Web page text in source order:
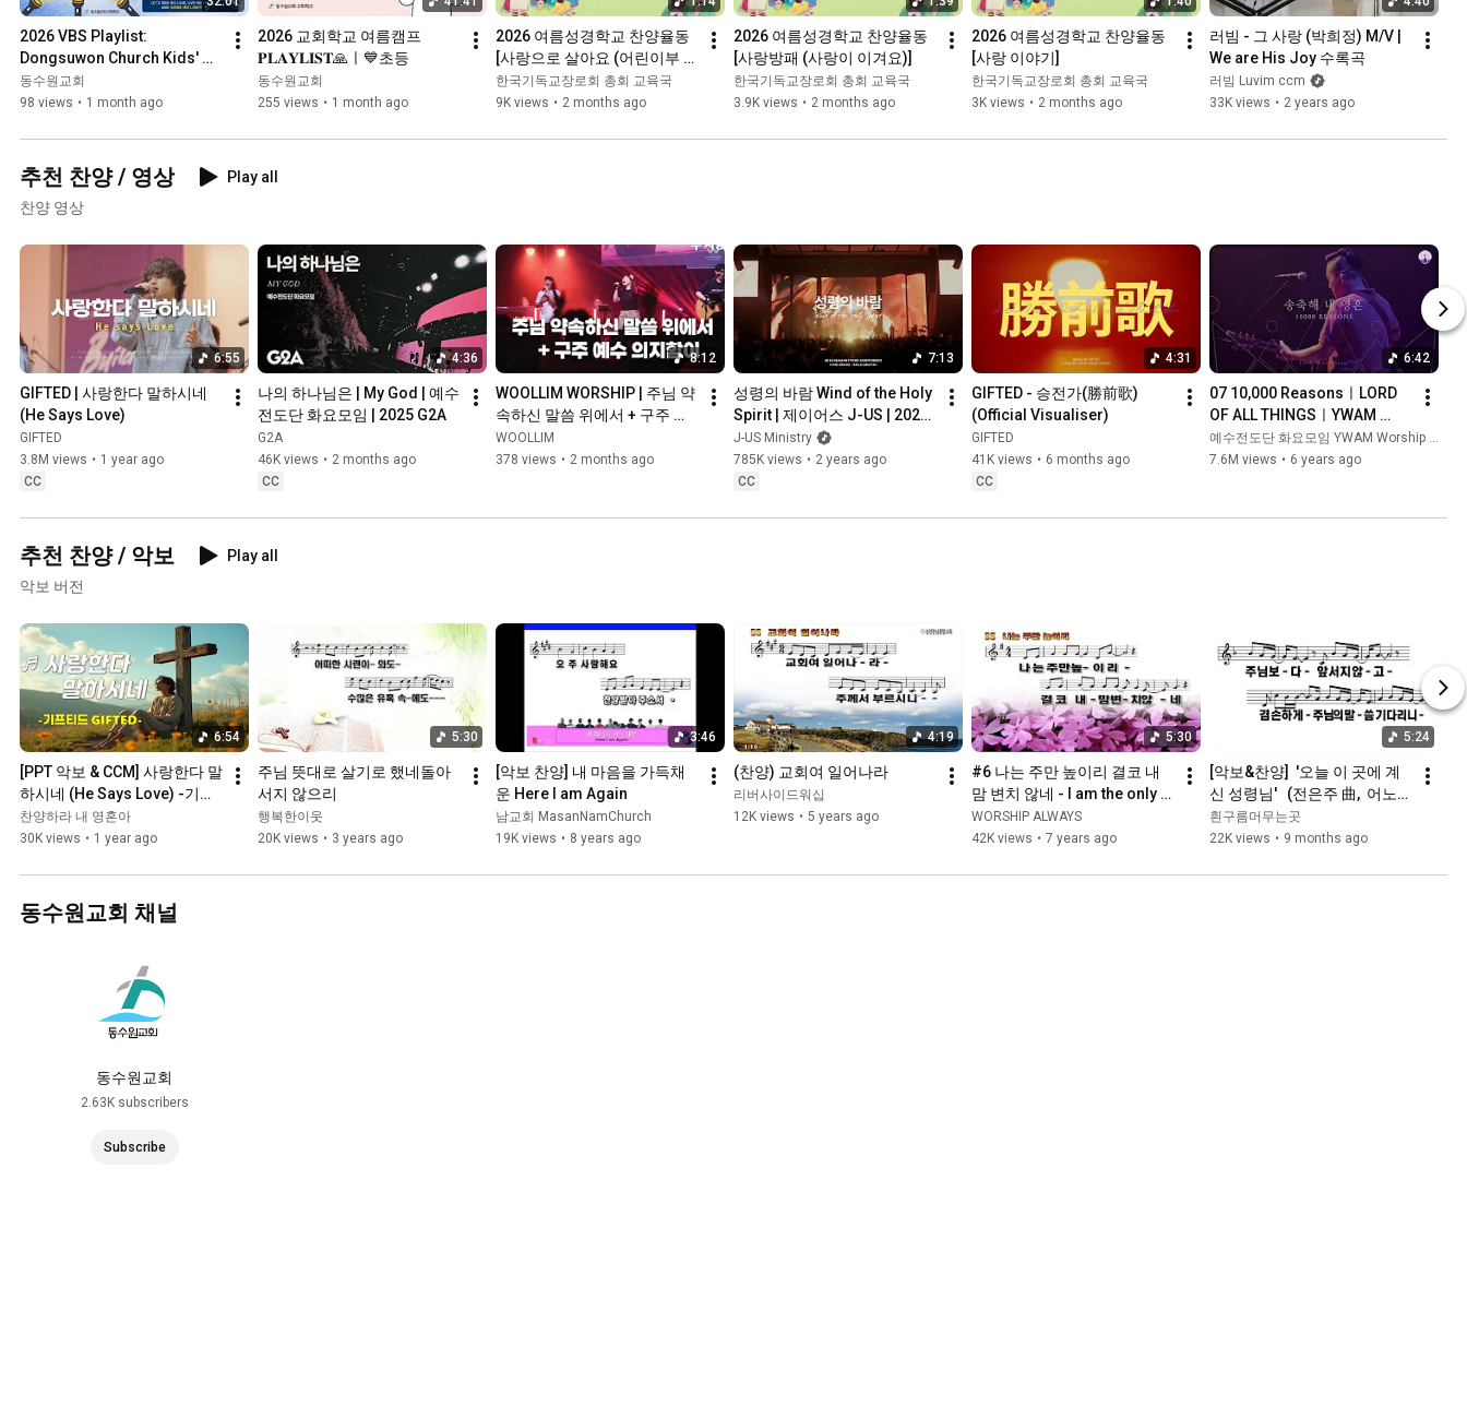
2026 VBS Playlist:
Dongsuwon Church Kids'
English Ministry Camp -
BeMaker
동수원교회
98 views • 1 month ago
2026 교회학교 여름캠프
𝐏𝐋𝐀𝐘𝐋𝐈𝐒𝐓🙏ㅣ💙초등
동수원교회
255 views • 1 month ago
2026 여름성경학교 찬양율동
[사랑으로 살아요 (어린이부 주
제가)]
한국기독교장로회 총회 교육국
9K views • 2 months ago
2026 여름성경학교 찬양율동
[사랑방패 (사랑이 이겨요)]
한국기독교장로회 총회 교육국
3.9K views • 2 months ago
2026 여름성경학교 찬양율동
[사랑 이야기]
한국기독교장로회 총회 교육국
3K views • 2 months ago
러빔 - 그 사랑 (박희정) M/V |
We are His Joy 수록곡
러빔 Luvim ccm
33K views • 2 years ago
추천 찬양 / 영상
Play all
찬양 영상
6:55
GIFTED | 사랑한다 말하시네
(He Says Love)
GIFTED
3.8M views • 1 year ago
CC
4:36
나의 하나님은 | My God | 예수
전도단 화요모임 | 2025 G2A
G2A
46K views • 2 months ago
CC
8:12
WOOLLIM WORSHIP | 주님 약
속하신 말씀 위에서 + 구주 예
수 의지함이 | 울림워십
WOOLLIM
378 views • 2 months ago
7:13
성령의 바람 Wind of the Holy
Spirit | 제이어스 J-US | 2024
Isaiah6tyOne CONFERENCE
(KOR/ENG)
J-US Ministry
785K views • 2 years ago
CC
4:31
GIFTED - 승전가(勝前歌)
(Official Visualiser)
GIFTED
41K views • 6 months ago
CC
6:42
07 10,000 ReasonsㅣLORD
OF ALL THINGSㅣYWAM
Worship Korea
예수전도단 화요모임 YWAM Worship Korea
7.6M views • 6 years ago
추천 찬양 / 악보
Play all
악보 버전
6:54
[PPT 악보 & CCM] 사랑한다 말
하시네 (He Says Love) -기프
티드 GIFTED
찬양하라 내 영혼아
30K views • 1 year ago
5:30
주님 뜻대로 살기로 했네돌아
서지 않으리
행복한이웃
20K views • 3 years ago
3:46
[악보 찬양] 내 마음을 가득채
운 Here I am Again
남교회 MasanNamChurch
19K views • 8 years ago
4:19
(찬양) 교회여 일어나라
리버사이드워십
12K views • 5 years ago
5:30
#6 나는 주만 높이리 결코 내
맘 변치 않네 - I am the only
one in the world I never
WORSHIP ALWAYS
42K views • 7 years ago
5:24
[악보&찬양]  '오늘 이 곳에 계
신 성령님'   (전은주 曲,  어노인
팅)
흰구름머무는곳
22K views • 9 months ago
동수원교회 채널
동수원교회
2.63K subscribers
Subscribe